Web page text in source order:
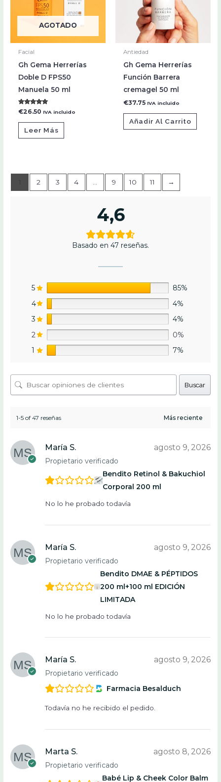
AGOTADO
Facial
Gh Gema Herrerías
Doble D FPS50
Manuela 50 ml
Valorado con
5.00
de 5
€26.50 IVA incluido
Leer Más
Antiedad
Gh Gema Herrerías
Función Barrera
cremagel 50 ml
€37.75 IVA incluido
Añadir Al Carrito
1 2 3 4 9 10 11 →
4,6
Basado en 47 reseñas.
5
85%
4
4%
3
4%
2
0%
1
7%
Buscar
1-5 of 47 reseñas
María S.
Propietario verificado
agosto 9, 2026
Bendito Retinol & Bakuchiol
Corporal 200 ml
No lo he probado todavía
María S.
Propietario verificado
agosto 9, 2026
Bendito DMAE & PÉPTIDOS
200 ml+100 ml EDICIÓN
LIMITADA
No lo he probado todavía
María S.
Propietario verificado
agosto 9, 2026
Farmacia Besalduch
Todavía no he recibido el pedido.
Marta S.
Propietario verificado
agosto 8, 2026
Babé Lip & Cheek Color Balm